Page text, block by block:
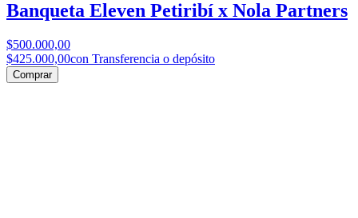
Banqueta Eleven Petiribí x Nola Partners
$500.000,00
$425.000,00con Transferencia o depósito
Comprar